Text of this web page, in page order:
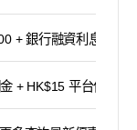
+ 銀行融資利息
+ HK$15 平台使用費